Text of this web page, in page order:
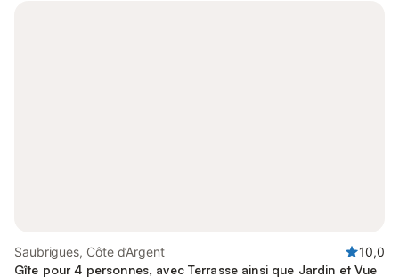
Saubrigues, Côte d’Argent
10,0
Gîte pour 4 personnes, avec Terrasse ainsi que Jardin et Vue